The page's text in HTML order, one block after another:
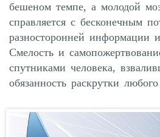
бешеном темпе, а молодой
справляется с бесконечным
разносторонней информации
Смелость и
спутниками человека,
обязанность раскрутки